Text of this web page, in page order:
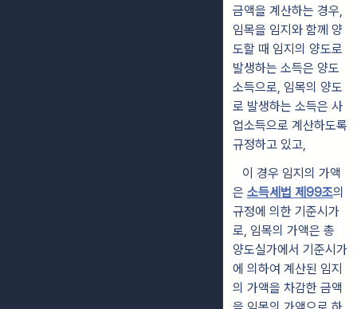
금액을 계산하는 경우,
임목을 임지와 함께 양
도할 때 임지의 양도로
발생하는 소득은 양도
소득으로, 임목의 양도
로 발생하는 소득은 사
업소득으로 계산하도록
규정하고 있고,
이 경우 임지의 가액
은 소득세법 제99조의
규정에 의한 기준시가
로, 임목의 가액은 총
양도실가에서 기준시가
에 의하여 계산된 임지
의 가액을 차감한 금액